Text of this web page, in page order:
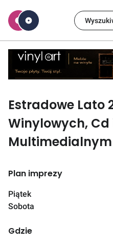
Estradowe Lato
Winylowych, Cd
Plan imprezy
Piątek
Sobota
Gdzie